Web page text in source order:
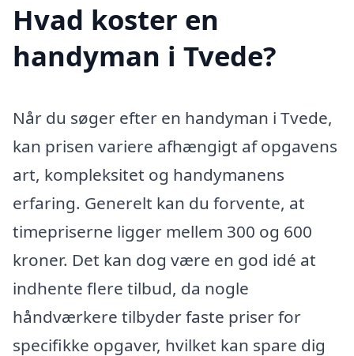
Hvad koster en
handyman i Tvede?
Når du søger efter en handyman i Tvede,
kan prisen variere afhængigt af opgavens
art, kompleksitet og handymanens
erfaring. Generelt kan du forvente, at
timepriserne ligger mellem 300 og 600
kroner. Det kan dog være en god idé at
indhente flere tilbud, da nogle
håndværkere tilbyder faste priser for
specifikke opgaver, hvilket kan spare dig